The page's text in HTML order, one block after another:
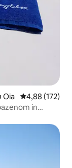
Oia Povprečna
4,88 (172)
in
gostov«